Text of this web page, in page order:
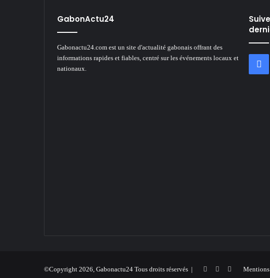
GabonActu24
Gabonactu24.com est un site d'actualité gabonais offrant des
informations rapides et fiables, centré sur les événements locaux et
nationaux.
©Copyright 2026, Gabonactu24 Tous droits réservés | Facebook Instagram